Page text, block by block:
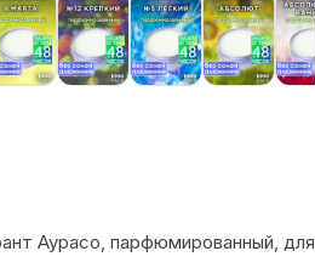
Аурасо, парфюмированный, для